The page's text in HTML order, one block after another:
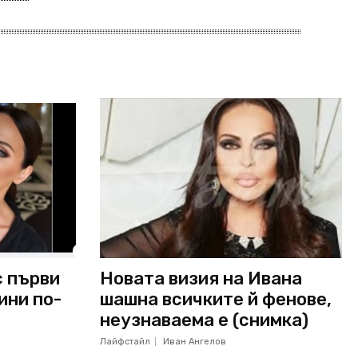
първи
по-
Новата визия на Ивана
шашна всичките й фенове,
неузнаваема е (снимка)
Лайфстайл Иван Ангелов